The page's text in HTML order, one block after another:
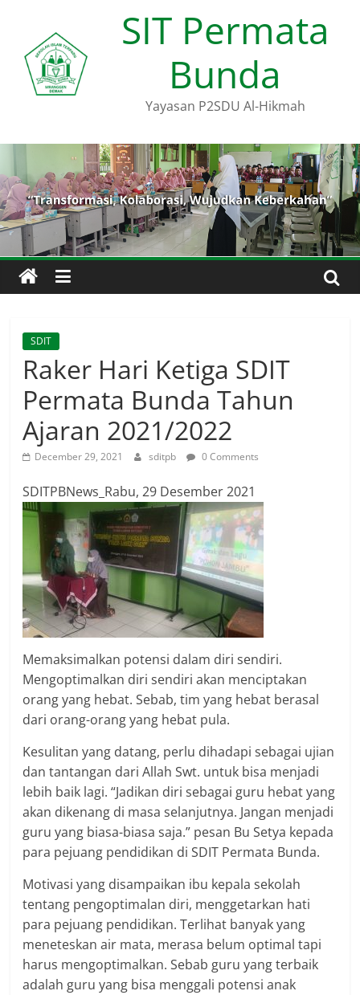
content
SIT Permata
Bunda
Yayasan P2SDU Al-Hikmah
SDIT
Raker Hari Ketiga SDIT
Permata Bunda Tahun
Ajaran 2021/2022
December 29, 2021 sditpb 0 Comments
SDITPBNews_Rabu, 29 Desember 2021
Memaksimalkan potensi dalam diri sendiri.
Mengoptimalkan diri sendiri akan menciptakan
orang yang hebat. Sebab, tim yang hebat berasal
dari orang-orang yang hebat pula.
Kesulitan yang datang, perlu dihadapi sebagai ujian
dan tantangan dari Allah Swt. untuk bisa menjadi
lebih baik lagi. “Jadikan diri sebagai guru hebat yang
akan dikenang di masa selanjutnya. Jangan menjadi
guru yang biasa-biasa saja.” pesan Bu Setya kepada
para pejuang pendidikan di SDIT Permata Bunda.
Motivasi yang disampaikan ibu kepala sekolah
tentang pengoptimalan diri, menggetarkan hati
para pejuang pendidikan. Terlihat banyak yang
meneteskan air mata, merasa belum optimal tapi
harus mengoptimalkan. Sebab guru yang terbaik
adalah guru yang bisa menggali potensi anak